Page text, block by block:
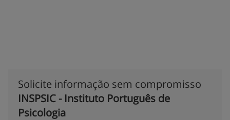
Solicite informação sem compromisso
INSPSIC - Instituto Português de
Psicologia